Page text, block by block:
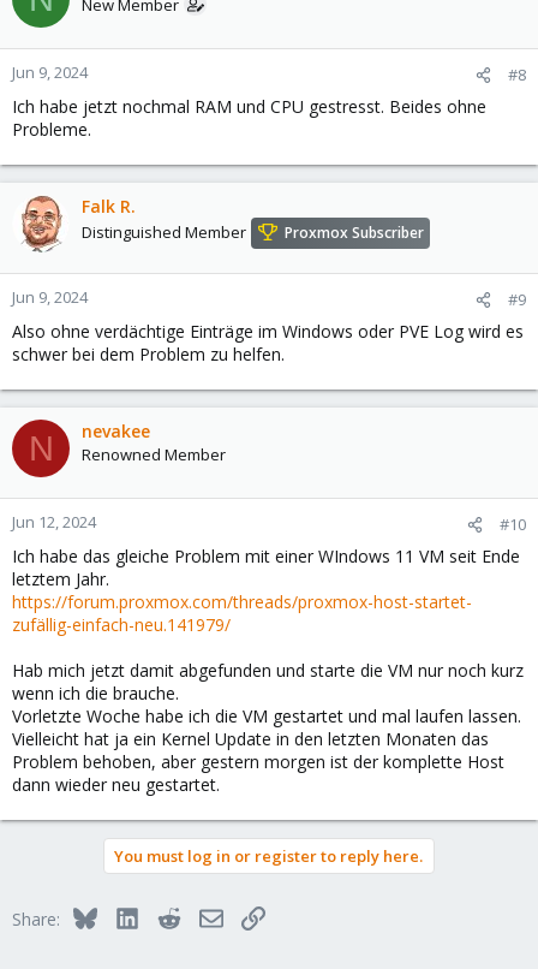
New Member
Jun 9, 2024 #8
Ich habe jetzt nochmal RAM und CPU gestresst. Beides ohne
Probleme.
Falk R.
Distinguished Member Proxmox Subscriber
Jun 9, 2024 #9
Also ohne verdächtige Einträge im Windows oder PVE Log wird es
schwer bei dem Problem zu helfen.
N nevakee
Renowned Member
Jun 12, 2024 #10
Ich habe das gleiche Problem mit einer WIndows 11 VM seit Ende
letztem Jahr.
https://forum.proxmox.com/threads/proxmox-host-startet-
zufällig-einfach-neu.141979/
Hab mich jetzt damit abgefunden und starte die VM nur noch kurz
wenn ich die brauche.
Vorletzte Woche habe ich die VM gestartet und mal laufen lassen.
Vielleicht hat ja ein Kernel Update in den letzten Monaten das
Problem behoben, aber gestern morgen ist der komplette Host
dann wieder neu gestartet.
You must log in or register to reply here.
Share: BlueskyLinkedInRedditEmailLink